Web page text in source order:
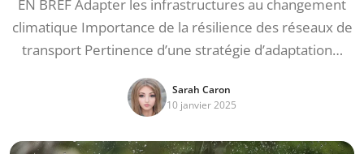
EN BREF Adapter les infrastructures au changement
climatique Importance de la résilience des réseaux de
transport Pertinence d’une stratégie d’adaptation…
Sarah Caron
10 janvier 2025